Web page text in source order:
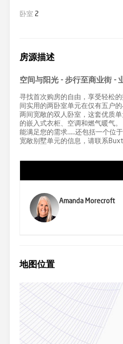
卧室 2
房源描述
空间与阳光 - 步行至商业街 -
寻找首次购房的自由，享受轻松
间实用的两卧室单元在仅有五户
两间宽敞的双人卧室，这套优质
的嵌入式衣柜、空调和燃气暖气
能满足您的需求……还包括一个位
宽敞别墅单元的信息，请联系
Amanda Morecroft
地图位置